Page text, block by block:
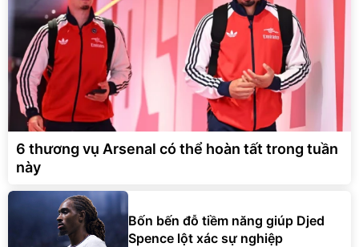
6 thương vụ Arsenal có thể hoàn tất trong tuần
này
Bốn bến đỗ tiềm năng giúp Djed
Spence lột xác sự nghiệp